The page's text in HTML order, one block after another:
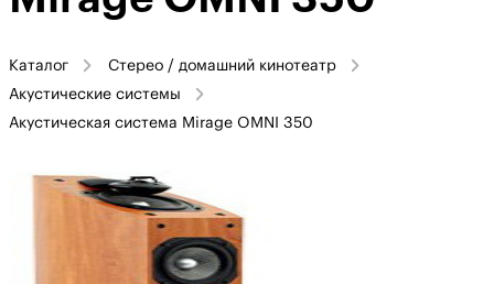
Каталог
Стерео / домашний кинотеатр
Акустические системы
Акустическая система Mirage OMNI 350